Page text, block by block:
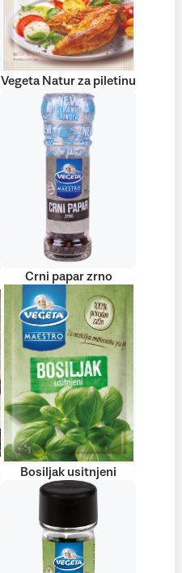
Vegeta Natur za piletinu
Crni papar zrno
Bosiljak usitnjeni